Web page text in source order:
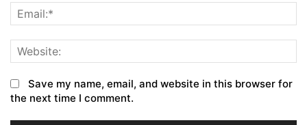
Save my name, email, and website in this browser for
the next time I comment.